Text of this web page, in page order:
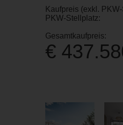
Kaufpreis (exkl.
PKW-Stellplatz:
Gesamtkaufpreis:
€